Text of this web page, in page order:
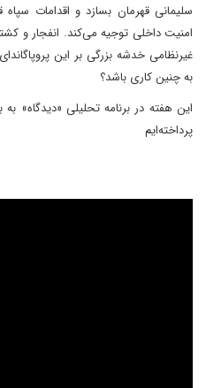
سلیمانی قهرمان بسازد و اقدامات
امنیت داخلی توجیه می‌کند. انفجار و
غیرنظامی خدشه بزرگی بر این
به چنین کاری باشد؟
این هفته در برنامه تحلیلی «دیدگاه»
پرداخته‌ایم